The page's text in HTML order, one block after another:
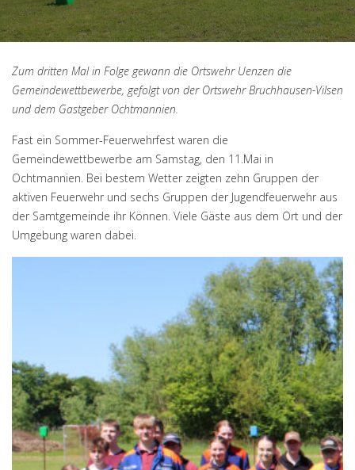
Zum dritten Mal in Folge gewann die Ortswehr Uenzen die
Gemeindewettbewerbe, gefolgt von der Ortswehr Bruchhausen-Vilsen
und dem Gastgeber Ochtmannien.
Fast ein Sommer-Feuerwehrfest waren die
Gemeindewettbewerbe am Samstag, den 11.Mai in
Ochtmannien. Bei bestem Wetter zeigten zehn Gruppen der
aktiven Feuerwehr und sechs Gruppen der Jugendfeuerwehr aus
der Samtgemeinde ihr Können. Viele Gäste aus dem Ort und der
Umgebung waren dabei.